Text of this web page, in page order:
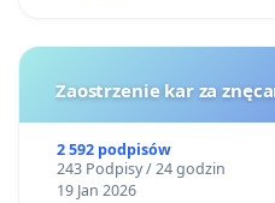
Zaostrzenie kar za
2 592 podpisów
243 Podpisy / 24 godzin
19 Jan 2026